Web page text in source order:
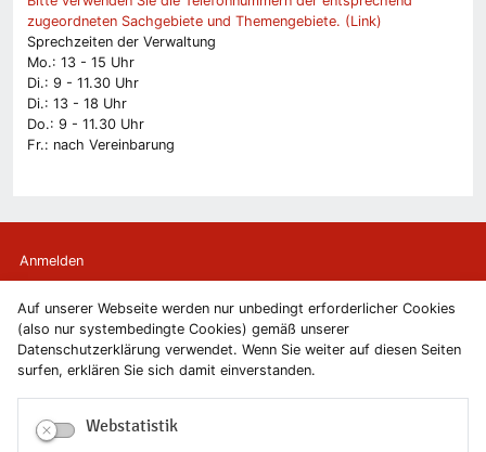
Auf unserer Webseite werden nur unbedingt erforderlicher Cookies
(also nur systembedingte Cookies) gemäß unserer
Datenschutzerklärung verwendet. Wenn Sie weiter auf diesen Seiten
surfen, erklären Sie sich damit einverstanden.
Webstatistik
zugeordneten Sachgebiete und Themengebiete. (Link)
Sprechzeiten der Verwaltung
Mo.: 13 - 15 Uhr
Di.: 9 - 11.30 Uhr
Di.: 13 - 18 Uhr
Do.: 9 - 11.30 Uhr
Fr.: nach Vereinbarung
Anmelden
Kontakt
Newsletter